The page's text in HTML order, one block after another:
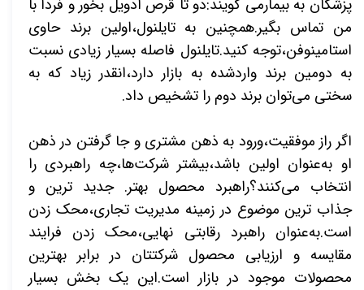
پزشکان به بیمارمی گویند:دو تا قرص ادویل بخور و فردا با
من تماس بگیر.همچنین به تایلنول،اولین برند حاوی
استامینوفن،توجه کنید.تایلنول فاصله بسیار زیادی نسبت
به دومین برند واردشده به بازار دارد،انقدر زیاد که به
سختی می‌توان برند دوم را تشخیص داد.
اگر راز موفقیت،ورود به ذهن مشتری و جا گرفتن در ذهن
او به‌عنوان اولین باشد،بیشتر شرکت‌ها،چه راهبردی را
انتخاب می‌کنند؟راهبرد محصول بهتر. جدید ترین و
جذاب ترین موضوع در زمینه مدیریت تجاری،محک زدن
است.به‌عنوان راهبرد رقابتی نهایی،محک زدن فرایند
مقایسه و ارزیابی محصول شرکتتان در برابر بهترین
محصولات موجود در بازار است.این یک بخش بسیار